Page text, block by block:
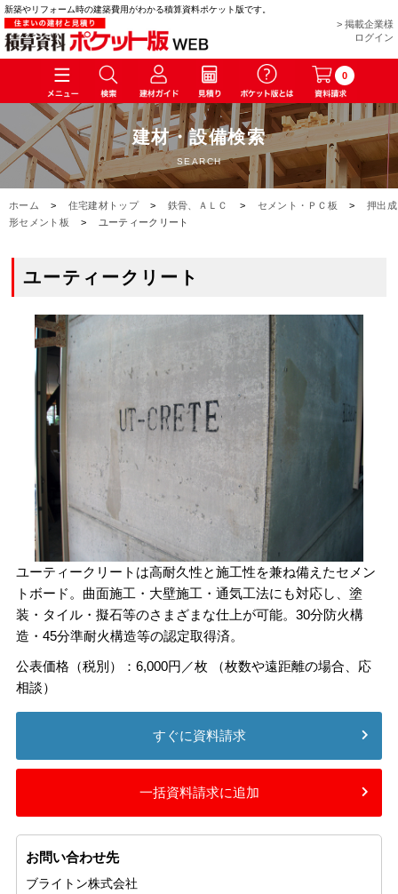
新築やリフォーム時の建築費用がわかる積算資料ポケット版です。
> 掲載企業様
ログイン
0
建材・設備検索
SEARCH
ホーム > 住宅建材トップ > 鉄骨、ＡＬＣ > セメント・ＰＣ板 >
押出成
形セメント板
> ユーティークリート
ユーティークリート
ユーティークリートは高耐久性と施工性を兼ね備えたセメン
トボード。曲面施工・大壁施工・通気工法にも対応し、塗
装・タイル・擬石等のさまざまな仕上が可能。30分防火構
造・45分準耐火構造等の認定取得済。
公表価格（税別）：6,000円／枚 （枚数や遠距離の場合、応
相談）
すぐに資料請求
一括資料請求に追加
お問い合わせ先
ブライトン株式会社